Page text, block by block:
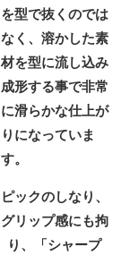
を型で抜くのでは
なく、溶かした素
材を型に流し込み
成形する事で非常
に滑らかな仕上が
りになっていま
す。
ピックのしなり、
グリップ感にも拘
り、「シャープ